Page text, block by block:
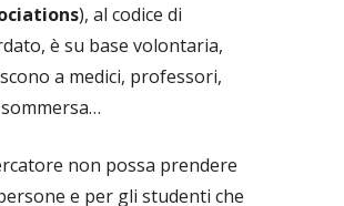
), al codice di
è su base volontaria,
a medici, professori,
non possa prendere
e per gli studenti che